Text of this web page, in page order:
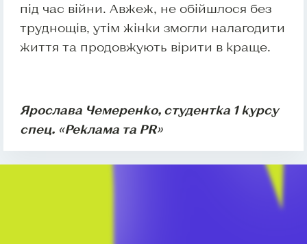
під час війни. Авжеж, не обійшлося без
труднощів, утім жінки змогли налагодити
життя та продовжують вірити в краще.
Ярослава Чемеренко, студентка 1 курсу
спец. «Реклама та PR»